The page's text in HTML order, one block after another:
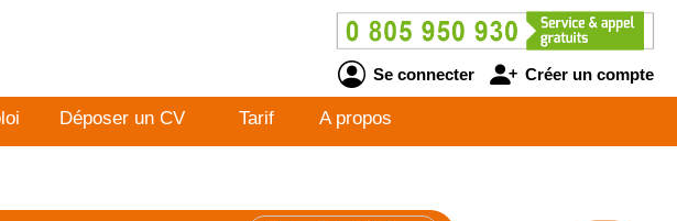
Se connecter Créer un compte
Déposer un CV Tarif A propos